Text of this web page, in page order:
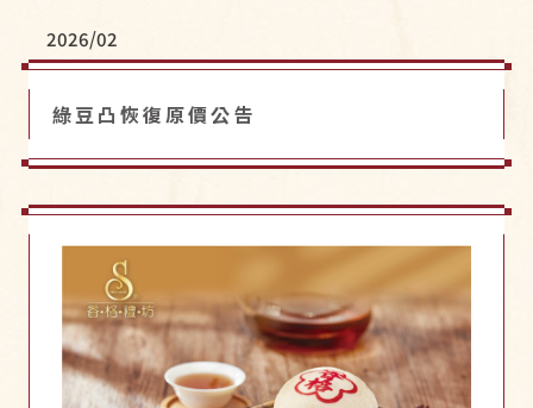
2026/02
綠豆凸恢復原價公告